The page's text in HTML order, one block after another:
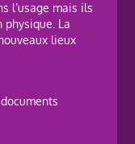
l’usage mais ils
physique. La
lieux